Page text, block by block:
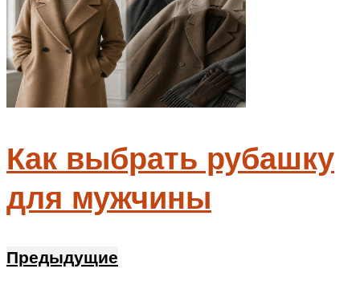
Как выбрать рубашку
для мужчины
Предыдущие